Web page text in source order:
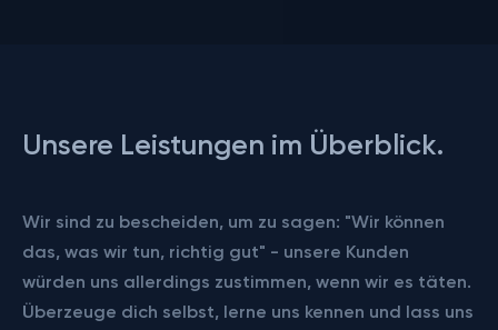
Unsere Leistungen im Überblick.
Wir sind zu bescheiden, um zu sagen: "Wir können
das, was wir tun, richtig gut" - unsere Kunden
würden uns allerdings zustimmen, wenn wir es täten.
Überzeuge dich selbst, lerne uns kennen und lass uns